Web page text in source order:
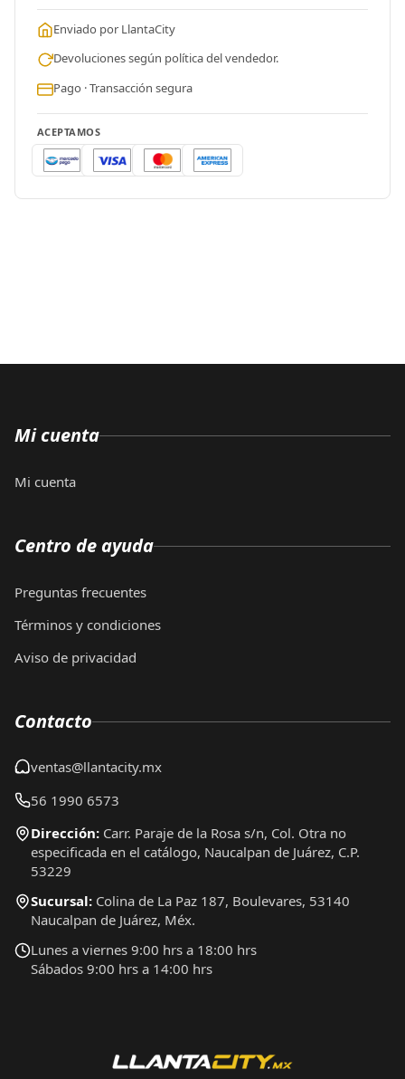
Enviado por LlantaCity
Devoluciones según política del vendedor.
Pago · Transacción segura
ACEPTAMOS
Mi cuenta
Mi cuenta
Centro de ayuda
Preguntas frecuentes
Términos y condiciones
Aviso de privacidad
Contacto
ventas@llantacity.mx
56 1990 6573
Dirección: Carr. Paraje de la Rosa s/n, Col. Otra no
especificada en el catálogo, Naucalpan de Juárez, C.P.
53229
Sucursal: Colina de La Paz 187, Boulevares, 53140
Naucalpan de Juárez, Méx.
Lunes a viernes 9:00 hrs a 18:00 hrs
Sábados 9:00 hrs a 14:00 hrs